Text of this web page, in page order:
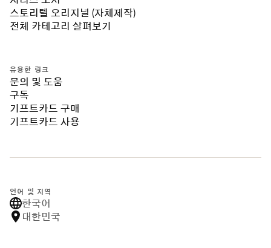
스토리텔 오리지널 (자체제작)
전체 카테고리 살펴보기
유용한 링크
문의 및 도움
구독
기프트카드 구매
기프트카드 사용
언어 및 지역
한국어
대한민국